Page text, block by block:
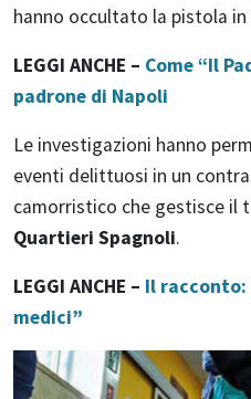
hanno occultato la pistola
LEGGI ANCHE – Come “Il
padrone di Napoli
Le investigazioni hanno
eventi delittuosi in un
camorristico che gestisce il
Quartieri Spagnoli.
LEGGI ANCHE – Il racconto:
medici”